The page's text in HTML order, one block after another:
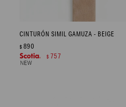
CINTURÓN SIMIL GAMUZA - BEIGE
$ 890
$ 757